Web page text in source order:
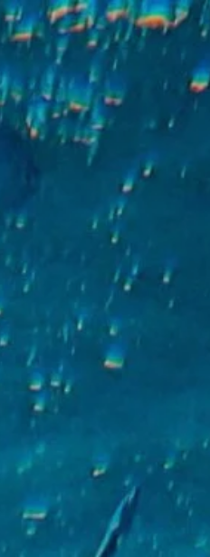
PARTENAIRESNOUS REJOINDRE